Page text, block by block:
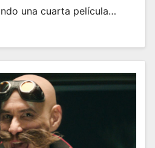
una cuarta película…